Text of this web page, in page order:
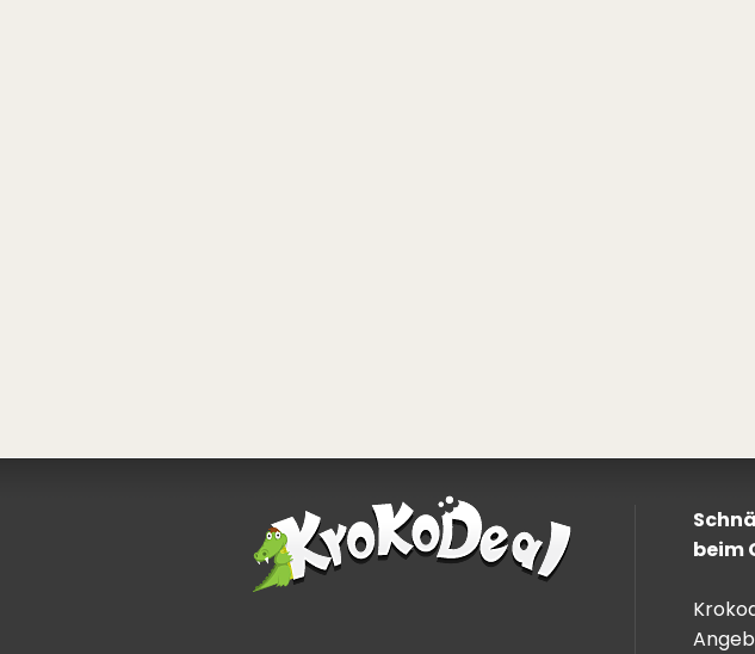
beim